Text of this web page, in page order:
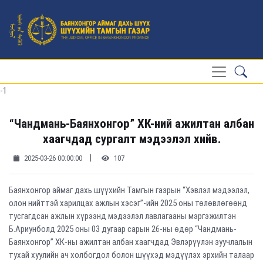
-1
“Чандмань-Баянхонгор” ХК-ний ажилтан албан
хаагчдад сургалт мэдээлэл хийв.
2025-03-26 00:00:00 | 107
Баянхонгор аймаг дахь шүүхийн Тамгын газрын “Хэвлэл мэдээлэл,
олон нийттэй харилцах ажлын хэсэг”-ийн 2025 оны төлөвлөгөөнд
тусгагдсан ажлын хүрээнд мэдээлэл лавлагааны мэргэжилтэн
Б.Ариунболд 2025 оны 03 дугаар сарын 26-ны өдөр “Чандмань-
Баянхонгор” ХК-ны ажилтан албан хаагчдад Эвлэрүүлэн зуучлалын
тухай хуулийн ач холбогдол болон шүүхэд мэдүүлэх эрхийн талаар